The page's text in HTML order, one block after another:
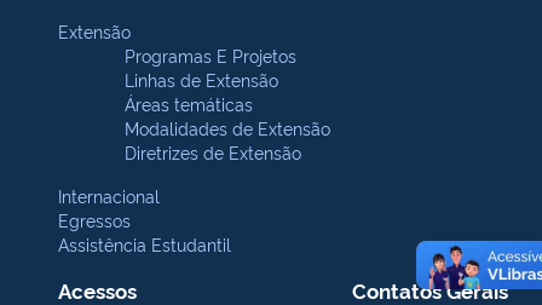
Extensão
Programas E Projetos
Linhas de Extensão
Áreas temáticas
Modalidades de Extensão
Diretrizes de Extensão
Internacional
Egressos
Assistência Estudantil
Acessos Contatos Gerais